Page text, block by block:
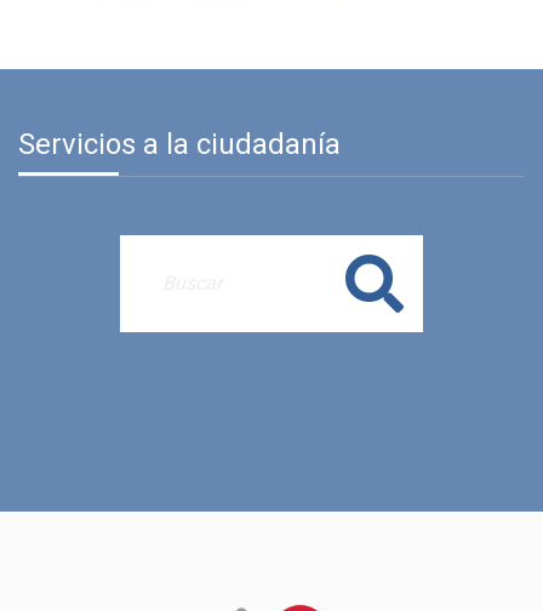
Servicios a la ciudadanía
Buscar